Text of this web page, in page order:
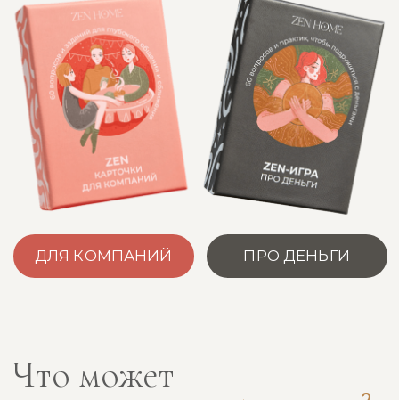
САМА ИГРА: 60 КАРТОЧЕК С
ВОПРОСАМИ И ЗАДАНИЯМИ
КАРТОЧКА С ИНСТРУКЦИЕЙ